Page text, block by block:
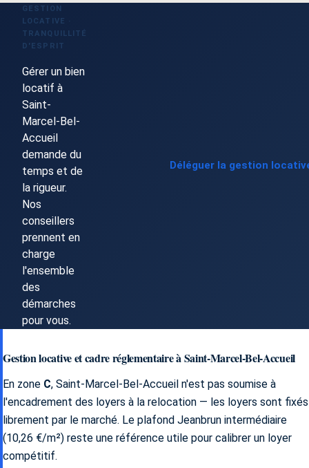
GESTION
LOCATIVE ·
TRANQUILLITÉ
D'ESPRIT
Gérer un bien
locatif à
Saint-
Marcel-Bel-
Accueil
demande du
temps et de
la rigueur.
Nos
conseillers
prennent en
charge
l'ensemble
des
démarches
pour vous.
Déléguer la gestion
Gestion locative et cadre réglementaire à Saint-Marcel-Bel-Accueil
En zone C, Saint-Marcel-Bel-Accueil n'est pas soumise à
l'encadrement des loyers à la relocation — les loyers sont fixés
librement par le marché. Le plafond Jeanbrun intermédiaire
(10,26 €/m²) reste une référence utile pour calibrer un loyer
compétitif.